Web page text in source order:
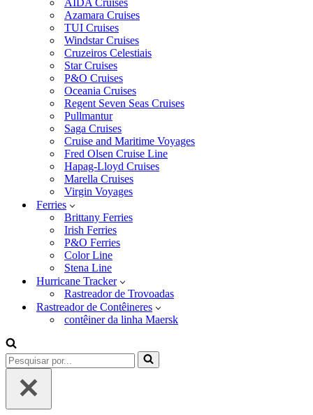
AIDA Cruises
Azamara Cruises
TUI Cruises
Windstar Cruises
Cruzeiros Celestiais
Star Cruises
P&O Cruises
Oceania Cruises
Regent Seven Seas Cruises
Pullmantur
Saga Cruises
Cruise and Maritime Voyages
Fred Olsen Cruise Line
Hapag-Lloyd Cruises
Marella Cruises
Virgin Voyages
Ferries
Brittany Ferries
Irish Ferries
P&O Ferries
Color Line
Stena Line
Hurricane Tracker
Rastreador de Trovoadas
Rastreador de Contêineres
contêiner da linha Maersk
Pesquisar
por...